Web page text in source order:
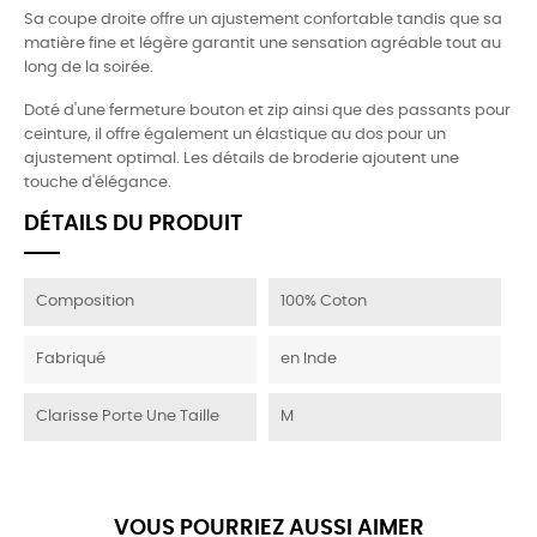
Sa coupe droite offre un ajustement confortable tandis que sa
matière fine et légère garantit une sensation agréable tout au
long de la soirée.
Doté d'une fermeture bouton et zip ainsi que des passants pour
ceinture, il offre également un élastique au dos pour un
ajustement optimal. Les détails de broderie ajoutent une
touche d'élégance.
DÉTAILS DU PRODUIT
Composition 100% Coton
Fabriqué en Inde
Clarisse Porte Une Taille M
VOUS POURRIEZ AUSSI AIMER